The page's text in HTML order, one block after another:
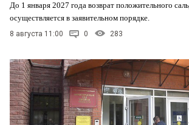
До 1 января 2027 года возврат положительного
осуществляется в заявительном порядке.
8 августа 11:00 0 283